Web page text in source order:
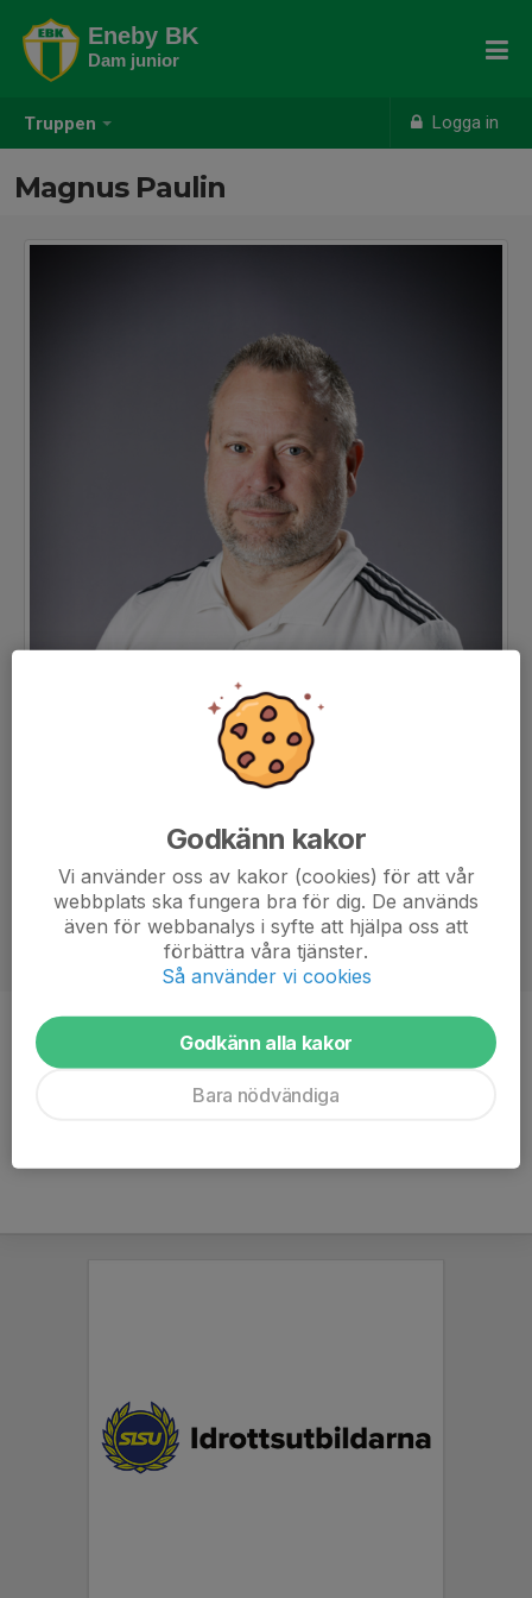
Truppen Logga in
Eneby BK
Dam junior
Magnus Paulin
Titel
Målvaktstränare
Ålder
50 år
Godkänn kakor
Vi använder oss av kakor (cookies) för att vår
webbplats ska fungera bra för dig. De används
även för webbanalys i syfte att hjälpa oss att
förbättra våra tjänster.
Så använder vi cookies
Godkänn alla kakor
Bara nödvändiga